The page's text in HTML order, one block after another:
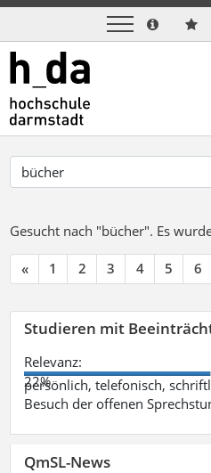
Gesucht nach "bücher". Es
« 1 2 3 4 5 6
Studieren mit
Relevanz:
22%
persönlich, telefonisch,
Besuch der offenen
QmSL-News